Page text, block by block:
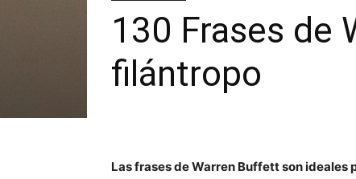
130 Frases de
filántropo
Las frases de Warren Buffett son ideales